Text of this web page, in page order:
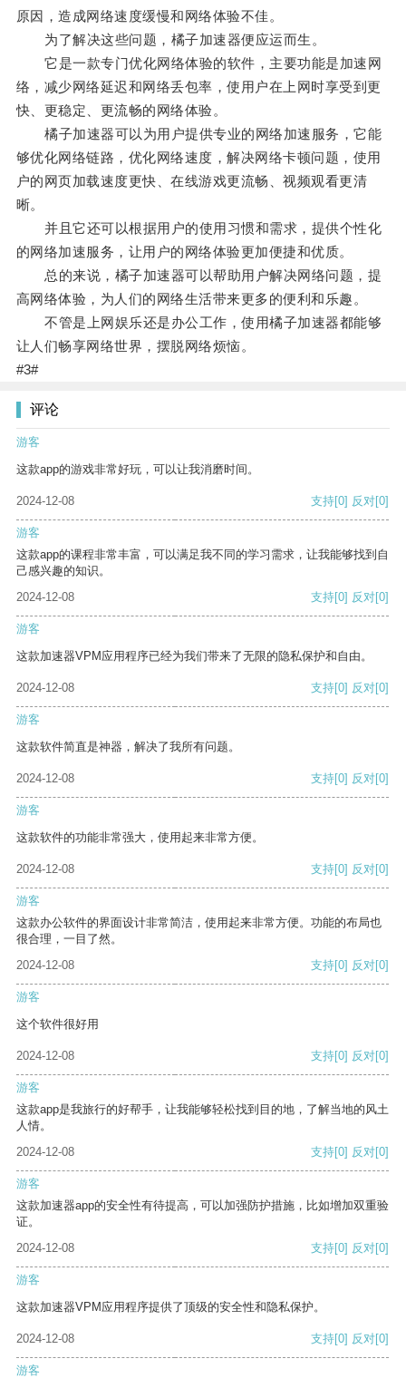
原因，造成网络速度缓慢和网络体验不佳。
为了解决这些问题，橘子加速器便应运而生。
它是一款专门优化网络体验的软件，主要功能是加速网
络，减少网络延迟和网络丢包率，使用户在上网时享受到更
快、更稳定、更流畅的网络体验。
橘子加速器可以为用户提供专业的网络加速服务，它能
够优化网络链路，优化网络速度，解决网络卡顿问题，使用
户的网页加载速度更快、在线游戏更流畅、视频观看更清
晰。
并且它还可以根据用户的使用习惯和需求，提供个性化
的网络加速服务，让用户的网络体验更加便捷和优质。
总的来说，橘子加速器可以帮助用户解决网络问题，提
高网络体验，为人们的网络生活带来更多的便利和乐趣。
不管是上网娱乐还是办公工作，使用橘子加速器都能够
让人们畅享网络世界，摆脱网络烦恼。
#3#
评论
游客
这款app的游戏非常好玩，可以让我消磨时间。
2024-12-08 支持[0] 反对[0]
游客
这款app的课程非常丰富，可以满足我不同的学习需求，让我能够找到自
己感兴趣的知识。
2024-12-08
支持[0] 反对[0]
游客
这款加速器VPM应用程序已经为我们带来了无限的隐私保护和自由。
2024-12-08 支持[0] 反对[0]
游客
这款软件简直是神器，解决了我所有问题。
2024-12-08 支持[0] 反对[0]
游客
这款软件的功能非常强大，使用起来非常方便。
2024-12-08 支持[0] 反对[0]
游客
这款办公软件的界面设计非常简洁，使用起来非常方便。功能的布局也
很合理，一目了然。
2024-12-08
支持[0] 反对[0]
游客
这个软件很好用
2024-12-08 支持[0] 反对[0]
游客
这款app是我旅行的好帮手，让我能够轻松找到目的地，了解当地的风土
人情。
2024-12-08
支持[0] 反对[0]
游客
这款加速器app的安全性有待提高，可以加强防护措施，比如增加双重验
证。
2024-12-08
支持[0] 反对[0]
游客
这款加速器VPM应用程序提供了顶级的安全性和隐私保护。
2024-12-08 支持[0] 反对[0]
游客